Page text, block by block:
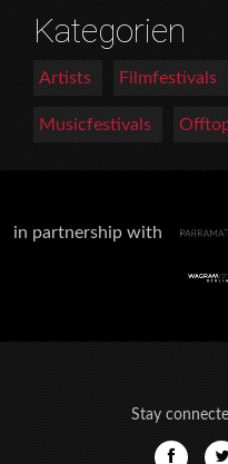
Kategorien
Artists Filmfestivals
Musicfestivals
in partnership with
Stay